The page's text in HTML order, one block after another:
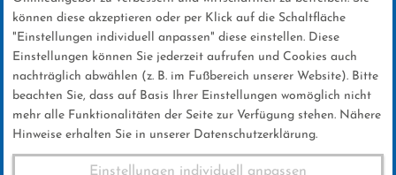
zum
Inhalt
News
können diese akzeptieren oder per Klick auf die Schaltfläche
"Einstellungen individuell anpassen" diese einstellen. Diese
Einstellungen können Sie jederzeit aufrufen und Cookies auch
nachträglich abwählen (z. B. im Fußbereich unserer Website). Bitte
beachten Sie, dass auf Basis Ihrer Einstellungen womöglich nicht
mehr alle Funktionalitäten der Seite zur Verfügung stehen. Nähere
Hinweise erhalten Sie in unserer Datenschutzerklärung.
Einstellungen individuell anpassen